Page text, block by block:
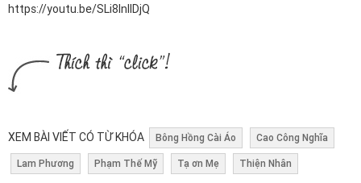
https://youtu.be/SLi8InIIDjQ
XEM BÀI VIẾT CÓ TỪ KHÓA Bông Hồng Cài Áo Cao Công Nghĩa
Lam Phương Phạm Thế Mỹ Tạ ơn Mẹ Thiện Nhân